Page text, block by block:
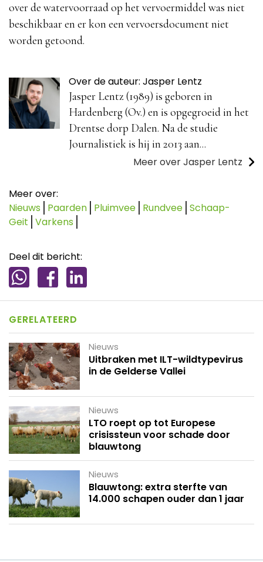
over de watervoorraad op het vervoermiddel was niet
beschikbaar en er kon een vervoersdocument niet
worden getoond.
Over de auteur: Jasper Lentz
Jasper Lentz (1989) is geboren in
Hardenberg (Ov.) en is opgegroeid in het
Drentse dorp Dalen. Na de studie
Journalistiek is hij in 2013 aan...
Meer over Jasper Lentz
Meer over:
Nieuws
Paarden Pluimvee Rundvee Schaap-
Geit Varkens
Deel dit bericht:
GERELATEERD
Nieuws
Uitbraken met ILT-wildtypevirus
in de Gelderse Vallei
Nieuws
LTO roept op tot Europese
crisissteun voor schade door
blauwtong
Nieuws
Blauwtong: extra sterfte van
14.000 schapen ouder dan 1 jaar